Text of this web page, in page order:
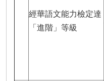
經華語文能力檢定達
「進階」等級